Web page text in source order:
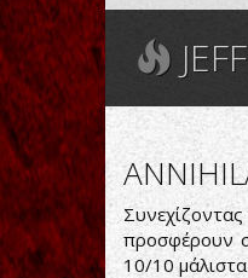
προσφέρουν
10/10